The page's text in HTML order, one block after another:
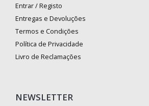
Entrar / Registo
Entregas e Devoluções
Termos e Condições
Política de Privacidade
Livro de Reclamações
NEWSLETTER